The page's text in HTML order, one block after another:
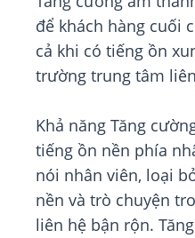
để khách hàng cuối
cả khi có tiếng ồn
trường trung tâm
Khả năng Tăng
tiếng ồn nền phía
nói nhân viên, loại
nền và trò chuyện
liên hệ bận rộn.